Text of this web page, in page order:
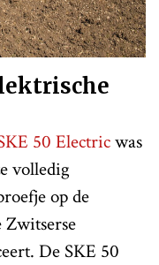
50 Electricwas
volledig
op de
Zwitserse
De SKE 50